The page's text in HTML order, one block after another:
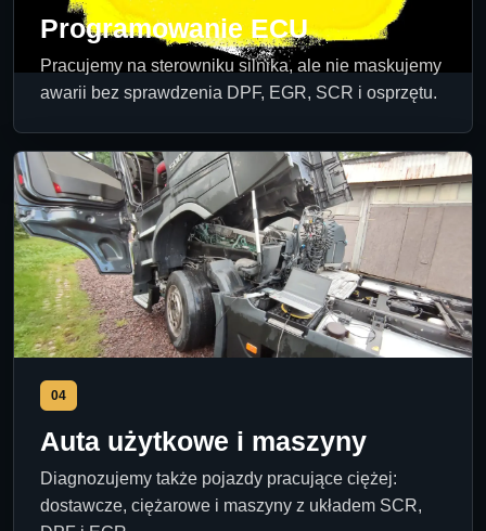
Programowanie ECU
Pracujemy na sterowniku silnika, ale nie maskujemy
awarii bez sprawdzenia DPF, EGR, SCR i osprzętu.
04
Auta użytkowe i maszyny
Diagnozujemy także pojazdy pracujące ciężej:
dostawcze, ciężarowe i maszyny z układem SCR,